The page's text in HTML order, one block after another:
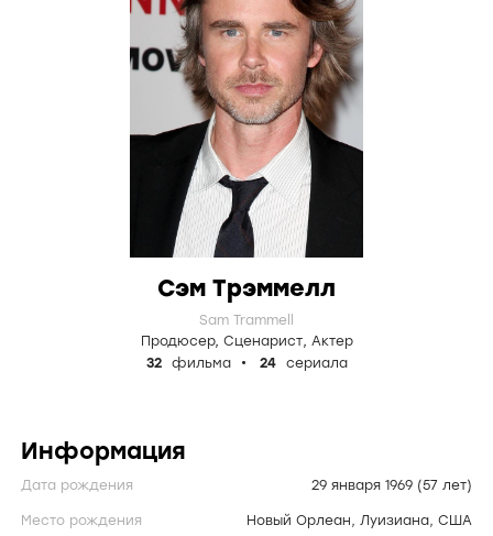
Сэм Трэммелл
Sam Trammell
Продюсер, Сценарист, Актер
32
фильма 24 сериала
Информация
Дата рождения 29 января 1969 (57 лет)
Место рождения Новый Орлеан, Луизиана, США